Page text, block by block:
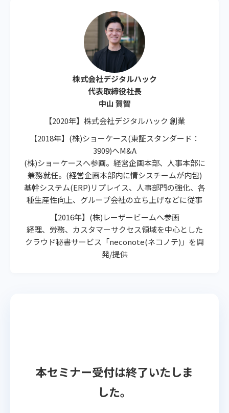
株式会社デジタルハック
代表取締役社長
中山 賀智
【2020年】株式会社デジタルハック 創業
【2018年】(株)ショーケース(東証スタンダード：
3909)へM&A
(株)ショーケースへ参画。経営企画本部、人事本部に
兼務就任。(経営企画本部内に情シスチームが内包)
基幹システム(ERP)リプレイス、人事部門の強化、各
種生産性向上、グループ会社の立ち上げなどに従事
【2016年】(株)レーザービームへ参画
経理、労務、カスタマーサクセス領域を中心とした
クラウド秘書サービス「neconote(ネコノテ)」を開
発/提供
本セミナー受付は終了いたしま
した。